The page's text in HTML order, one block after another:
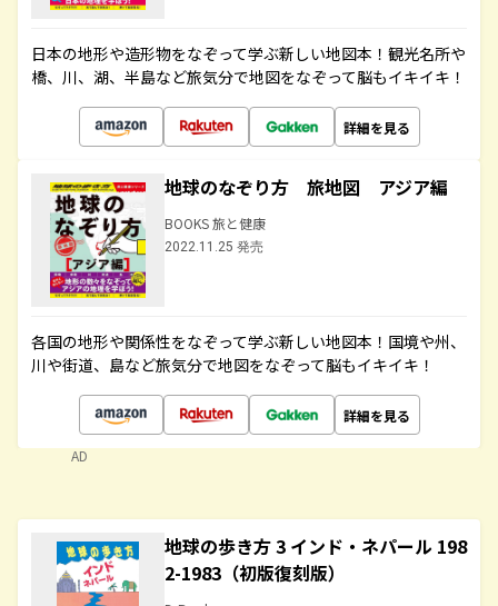
日本の地形や造形物をなぞって学ぶ新しい地図本！観光名所や
橋、川、湖、半島など旅気分で地図をなぞって脳もイキイキ！
詳細を見る
地球のなぞり方 旅地図 アジア編
BOOKS 旅と健康
2022.11.25 発売
各国の地形や関係性をなぞって学ぶ新しい地図本！国境や州、
川や街道、島など旅気分で地図をなぞって脳もイキイキ！
詳細を見る
AD
地球の歩き方 3 インド・ネパール 198
2-1983（初版復刻版）